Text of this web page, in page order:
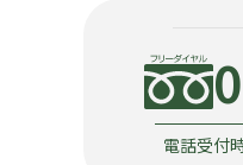
電話受付